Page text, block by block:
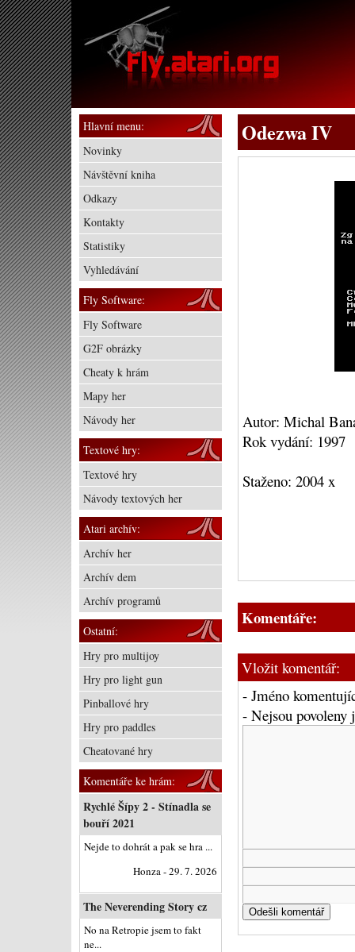
Odezwa IV
Autor: Michal
Rok vydání: 1997
Staženo: 2004 x
Komentáře:
Vložit komentář:
- Jméno
- Nejsou
Hlavní menu:
Novinky
Návštěvní kniha
Odkazy
Kontakty
Statistiky
Vyhledávání
Fly Software:
Fly Software
G2F obrázky
Cheaty k hrám
Mapy her
Návody her
Textové hry:
Textové hry
Návody textových her
Atari archív:
Archív her
Archív dem
Archív programů
Ostatní:
Hry pro multijoy
Hry pro light gun
Pinballové hry
Hry pro paddles
Cheatované hry
Komentáře ke hrám:
Rychlé Šípy 2 - Stínadla se
bouří 2021
Nejde to dohrát a pak se hra ...
Honza - 29. 7. 2026
The Neverending Story cz
No na Retropie jsem to fakt
ne...